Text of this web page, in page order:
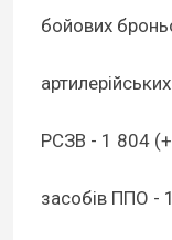
бойових
РСЗВ - 1 804
засобів ППО -